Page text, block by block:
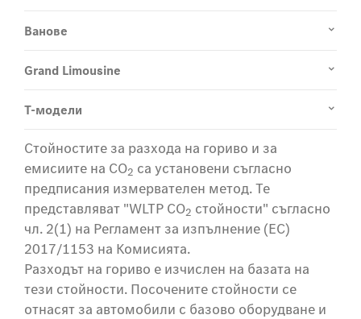
Ванове
Grand Limousine
T-модели
Стойностите за разхода на гориво и за
емисиите на CO2 са установени съгласно
предписания измервателен метод. Те
представляват "WLTP CO2 стойности" съгласно
чл. 2(1) на Регламент за изпълнение (ЕС)
2017/1153 на Комисията.
Разходът на гориво е изчислен на базата на
тези стойности. Посочените стойности се
отнасят за автомобили с базово оборудване и